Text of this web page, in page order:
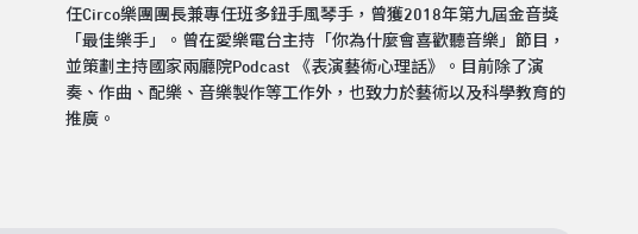
任Circo樂團團長兼專任班多鈕手風琴手，曾獲2018年第九屆金音獎
「最佳樂手」。曾在愛樂電台主持「你為什麼會喜歡聽音樂」節目，
推廣。